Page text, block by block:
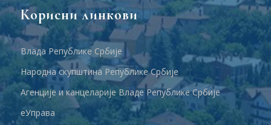
Корисни линкови
Влада Републике Србије
Народна скупштина Републике Србије
Агенције и канцеларије Владе Републике Србије
еУправа